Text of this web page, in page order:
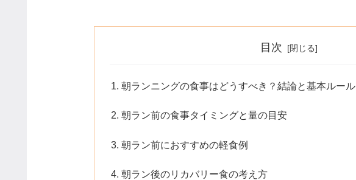
目次
朝ランニングの食事はどうすべき？結論と基本ルール
朝ラン前の食事タイミングと量の目安
朝ラン前におすすめの軽食例
朝ラン後のリカバリー食の考え方